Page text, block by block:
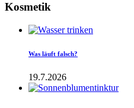
Kosmetik
Was läuft falsch?
19.7.2026